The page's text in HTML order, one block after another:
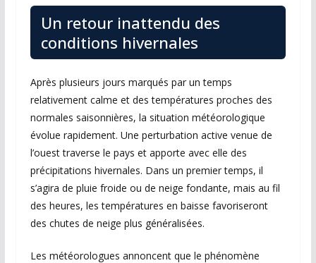
Un retour inattendu des
conditions hivernales
Après plusieurs jours marqués par un temps
relativement calme et des températures proches des
normales saisonnières, la situation météorologique
évolue rapidement. Une perturbation active venue de
l’ouest traverse le pays et apporte avec elle des
précipitations hivernales. Dans un premier temps, il
s’agira de pluie froide ou de neige fondante, mais au fil
des heures, les températures en baisse favoriseront
des chutes de neige plus généralisées.
Les météorologues annoncent que le phénomène